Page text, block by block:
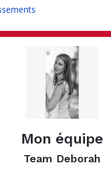
Mon équipe
Team Deborah